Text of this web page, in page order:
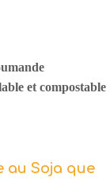
et compostable
au Soja que